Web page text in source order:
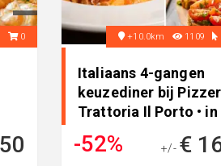
0 +10.0km 1109
Italiaans 4-gangen
keuzediner bij
Trattoria Il Porto • in
-52% +/- €